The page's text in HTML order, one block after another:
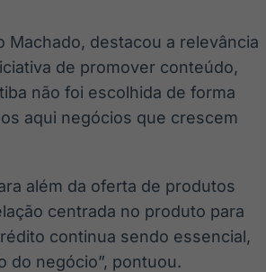
destacou a relevância
de promover conteúdo,
não foi escolhida de forma
aqui negócios que crescem
além da oferta de produtos
centrada no produto para
continua sendo essencial,
do negócio”, pontuou.